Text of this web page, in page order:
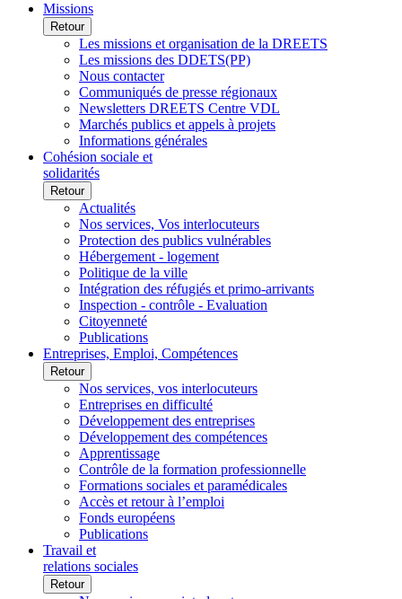
Missions
Retour
Les missions et organisation de la DREETS
Les missions des DDETS(PP)
Nous contacter
Communiqués de presse régionaux
Newsletters DREETS Centre VDL
Marchés publics et appels à projets
Informations générales
Cohésion sociale et
solidarités
Retour
Actualités
Nos services, Vos interlocuteurs
Protection des publics vulnérables
Hébergement - logement
Politique de la ville
Intégration des réfugiés et primo-arrivants
Inspection - contrôle - Evaluation
Citoyenneté
Publications
Entreprises, Emploi, Compétences
Retour
Nos services, vos interlocuteurs
Entreprises en difficulté
Développement des entreprises
Développement des compétences
Apprentissage
Contrôle de la formation professionnelle
Formations sociales et paramédicales
Accès et retour à l’emploi
Fonds européens
Publications
Travail et
relations sociales
Retour